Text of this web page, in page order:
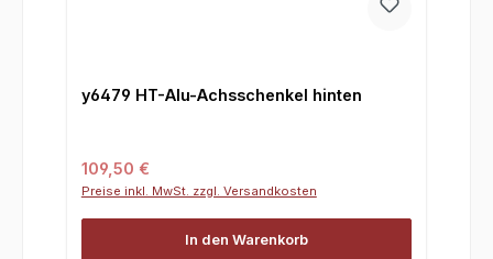
y6479 HT-Alu-Achsschenkel hinten
Regulärer Preis:
109,50 €
Preise inkl. MwSt. zzgl. Versandkosten
In den Warenkorb